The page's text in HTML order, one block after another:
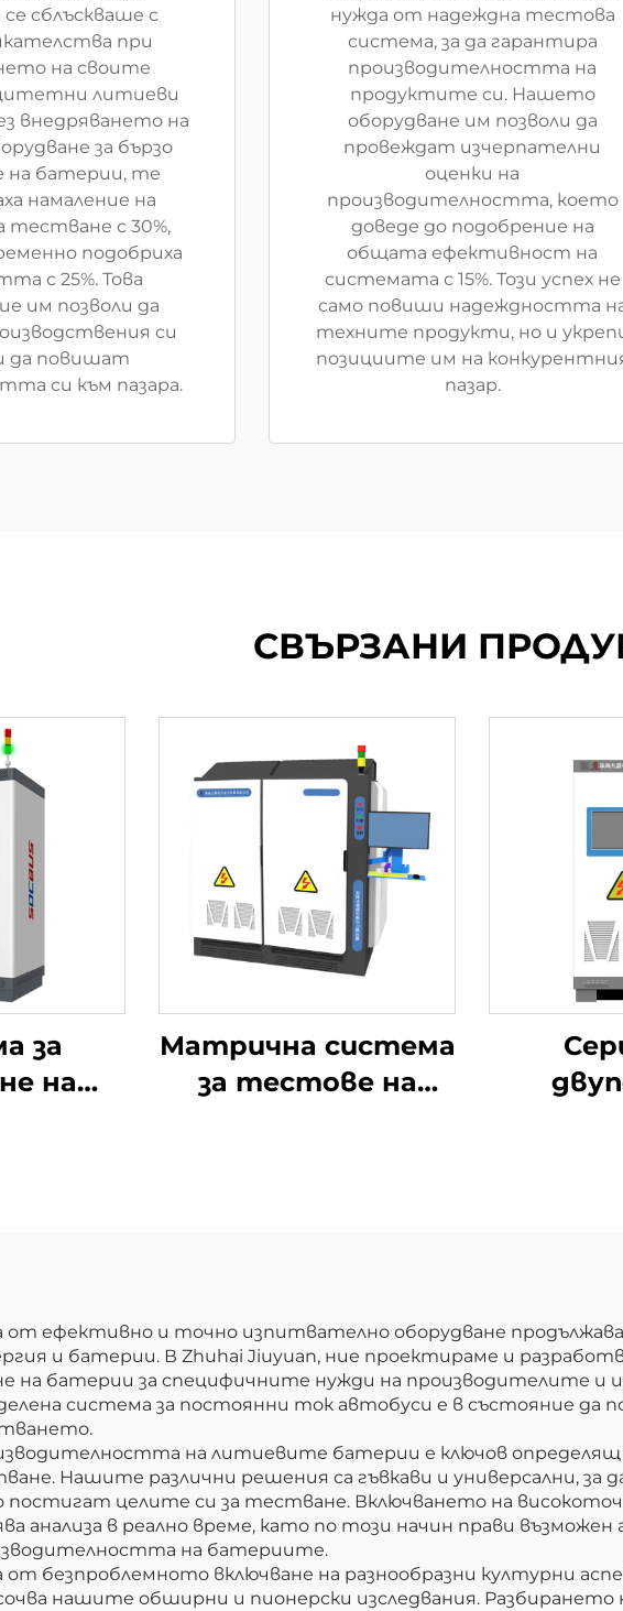
сблъскваше с
при
на своите
литиеви
внедряването на
за бързо
на батерии, те
намаление на
тестване с 30%,
подобриха
с 25%. Това
им позволи да
си
да повишат
си към пазара.
нужда от надеждна тестова
система, за да гарантира
производителността на
продуктите си. Нашето
оборудване им позволи да
провеждат изчерпателни
оценки на
производителността, което
доведе до подобрение на
общата ефективност на
системата с 15%. Този успех не
само повиши надеждността
техните продукти, но и
позициите им на
пазар.
СВЪРЗАНИ
за
на
Матрична система
за тестове на
ефективно и точно изпитвателно оборудване
и батерии. В Zhuhai Jiuyuan, ние проектираме и
на батерии за специфичните нужди на производителите
система за постоянни ток автобуси е в състояние да
на литиевите батерии е ключов
Нашите различни решения са гъвкави и универсални, за
целите си за тестване. Включването на
анализа в реално време, като по този начин прави
на батериите.
безпроблемното включване на разнообразни културни
нашите обширни и пионерски изследвания.